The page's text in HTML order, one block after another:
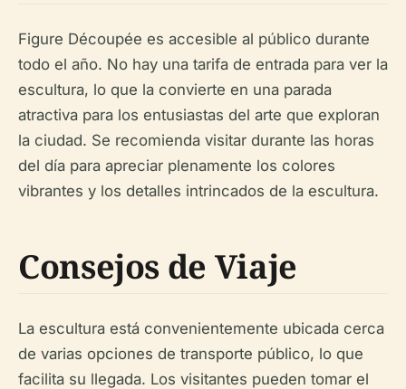
Figure Découpée es accesible al público durante
todo el año. No hay una tarifa de entrada para ver la
escultura, lo que la convierte en una parada
atractiva para los entusiastas del arte que exploran
la ciudad. Se recomienda visitar durante las horas
del día para apreciar plenamente los colores
vibrantes y los detalles intrincados de la escultura.
Consejos de Viaje
La escultura está convenientemente ubicada cerca
de varias opciones de transporte público, lo que
facilita su llegada. Los visitantes pueden tomar el